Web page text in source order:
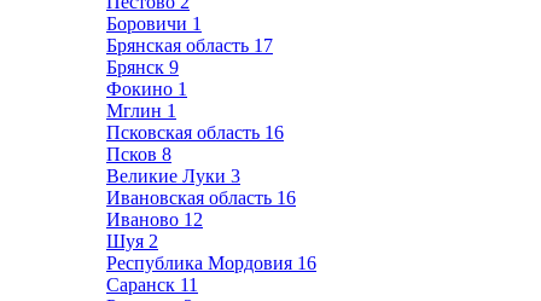
Боровичи 1
Брянская область 17
Брянск 9
Фокино 1
Мглин 1
Псковская область 16
Псков 8
Великие Луки 3
Ивановская область 16
Иваново 12
Шуя 2
Республика Мордовия 16
Саранск 11